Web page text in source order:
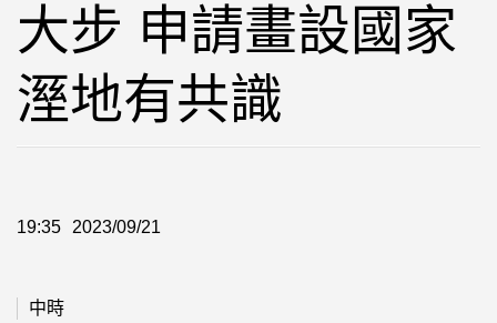
大步 申請畫設國家
溼地有共識
19:35 2023/09/21
中時